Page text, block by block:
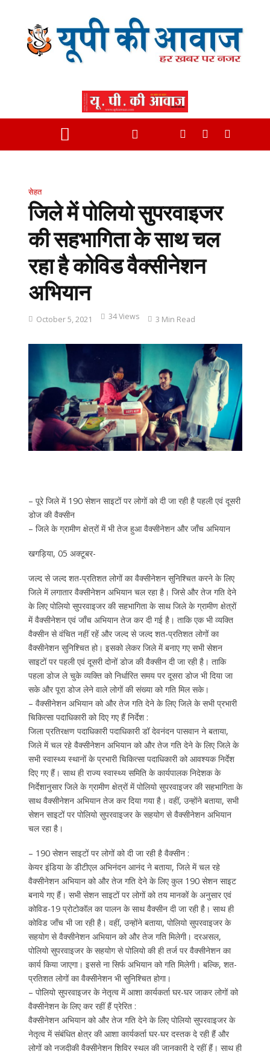
सेहत
जिले में पोलियो सुपरवाइजर
की सहभागिता के साथ चल
रहा है कोविड वैक्सीनेशन
अभियान
October 5, 2021 34 Views 3 Min Read
– पूरे जिले में 190 सेशन साइटों पर लोगों को दी जा रही है पहली एवं दूसरी
डोज की वैक्सीन
– जिले के ग्रामीण क्षेत्रों में भी तेज हुआ वैक्सीनेशन और जाँच अभियान
खगड़िया, 05 अक्टूबर-
जल्द से जल्द शत-प्रतिशत लोगों का वैक्सीनेशन सुनिश्चित करने के लिए
जिले में लगातार वैक्सीनेशन अभियान चल रहा है। जिसे और तेज गति देने
के लिए पोलियो सुपरवाइजर की सहभागिता के साथ जिले के ग्रामीण क्षेत्रों
में वैक्सीनेशन एवं जाँच अभियान तेज कर दी गई है। ताकि एक भी व्यक्ति
वैक्सीन से वंचित नहीं रहें और जल्द से जल्द शत-प्रतिशत लोगों का
वैक्सीनेशन सुनिश्चित हो। इसको लेकर जिले में बनाए गए सभी सेशन
साइटों पर पहली एवं दूसरी दोनों डोज की वैक्सीन दी जा रही है। ताकि
पहला डोज ले चुके व्यक्ति को निर्धारित समय पर दूसरा डोज भी दिया जा
सके और पूरा डोज लेने वाले लोगों की संख्या को गति मिल सके।
– वैक्सीनेशन अभियान को और तेज गति देने के लिए जिले के सभी प्रभारी
चिकित्सा पदाधिकारी को दिए गए हैं निर्देश :
जिला प्रतिरक्षण पदाधिकारी पदाधिकारी डॉ देवनंदन पासवान ने बताया,
जिले में चल रहे वैक्सीनेशन अभियान को और तेज गति देने के लिए जिले के
सभी स्वास्थ्य स्थानों के प्रभारी चिकित्सा पदाधिकारी को आवश्यक निर्देश
दिए गए हैं। साथ ही राज्य स्वास्थ्य समिति के कार्यपालक निदेशक के
निर्देशानुसार जिले के ग्रामीण क्षेत्रों में पोलियो सुपरवाइजर की सहभागिता के
साथ वैक्सीनेशन अभियान तेज कर दिया गया है। वहीं, उन्होंने बताया, सभी
सेशन साइटों पर पोलियो सुपरवाइजर के सहयोग से वैक्सीनेशन अभियान
चल रहा है।
– 190 सेशन साइटों पर लोगों को दी जा रही है वैक्सीन :
केयर इंडिया के डीटीएल अभिनंदन आनंद ने बताया, जिले में चल रहे
वैक्सीनेशन अभियान को और तेज गति देने के लिए कुल 190 सेशन साइट
बनाये गए हैं। सभी सेशन साइटों पर लोगों को तय मानकों के अनुसार एवं
कोविड-19 प्रोटोकॉल का पालन के साथ वैक्सीन दी जा रही है। साथ ही
कोविड जाँच भी जा रही है। वहीं, उन्होंने बताया, पोलियो सुपरवाइजर के
सहयोग से वैक्सीनेशन अभियान को और तेज गति मिलेगी। दरअसल,
पोलियो सुपरवाइजर के सहयोग से पोलियो की ही तर्ज पर वैक्सीनेशन का
कार्य किया जाएगा। इससे ना सिर्फ अभियान को गति मिलेगी। बल्कि, शत-
प्रतिशत लोगों का वैक्सीनेशन भी सुनिश्चित होगा।
– पोलियो सुपरवाइजर के नेतृत्व में आशा कार्यकर्ता घर-घर जाकर लोगों को
वैक्सीनेशन के लिए कर रहीं हैं प्रेरित :
वैक्सीनेशन अभियान को और तेज गति देने के लिए पोलियो सुपरवाइजर के
नेतृत्व में संबंधित क्षेत्र की आशा कार्यकर्ता घर-घर दस्तक दे रही हैं और
लोगों को नजदीकी वैक्सीनेशन शिविर स्थल की जानकारी दे रहीं हैं। साथ ही